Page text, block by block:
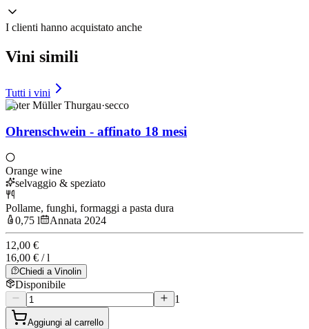
I clienti hanno acquistato anche
Vini simili
Tutti i vini
Roter Müller Thurgau·secco
Ohrenschwein - affinato 18 mesi
Orange wine
selvaggio & speziato
Pollame, funghi, formaggi a pasta dura
0,75 l
Annata 2024
12,00 €
16,00 € / l
Chiedi a Vinolin
Disponibile
1
Aggiungi al carrello